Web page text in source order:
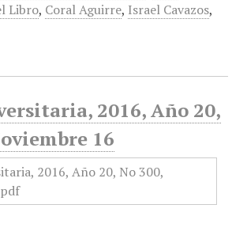
Libro, Coral Aguirre, Israel Cavazos,
2016, Año 20,
16